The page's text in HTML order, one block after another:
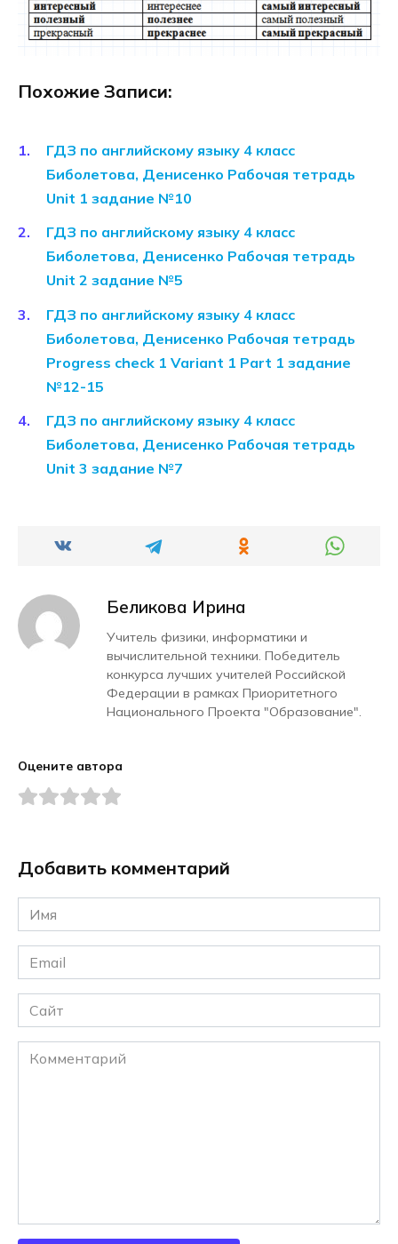
Похожие Записи:
ГДЗ по английскому языку 4 класс
Биболетова, Денисенко Рабочая тетрадь
Unit 1 задание №10
ГДЗ по английскому языку 4 класс
Биболетова, Денисенко Рабочая тетрадь
Unit 2 задание №5
ГДЗ по английскому языку 4 класс
Биболетова, Денисенко Рабочая тетрадь
Progress check 1 Variant 1 Part 1 задание
№12-15
ГДЗ по английскому языку 4 класс
Биболетова, Денисенко Рабочая тетрадь
Unit 3 задание №7
Беликова Ирина
Учитель физики, информатики и
вычислительной техники. Победитель
конкурса лучших учителей Российской
Федерации в рамках Приоритетного
Национального Проекта "Образование".
Оцените автора
Добавить комментарий
Имя
*
Email
*
Сайт
Комментарий